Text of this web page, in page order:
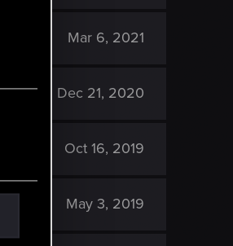
Mar 6, 2021
Dec 21, 2020
Oct 16, 2019
May 3, 2019